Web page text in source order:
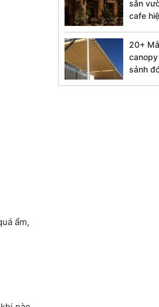
ẩm,
sân
cafe
20+
sảnh